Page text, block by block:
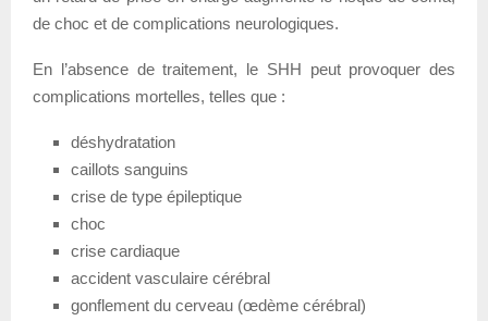
de choc et de complications neurologiques.
En l’absence de traitement, le SHH peut provoquer des
complications mortelles, telles que :
déshydratation
caillots sanguins
crise de type épileptique
choc
crise cardiaque
accident vasculaire cérébral
gonflement du cerveau (œdème cérébral)